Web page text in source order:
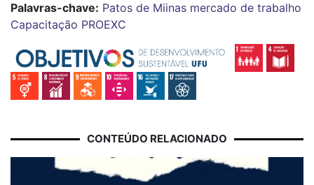
Palavras-chave: Patos de Miinas mercado de trabalho
Capacitação PROEXC
CONTEÚDO RELACIONADO